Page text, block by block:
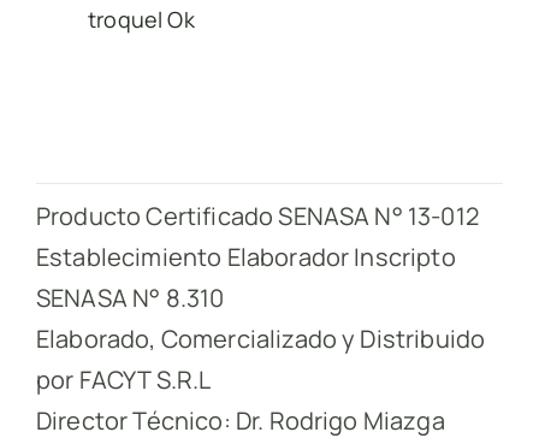
Producto Certificado SENASA N° 13-012
Establecimiento Elaborador Inscripto
SENASA N° 8.310
Elaborado, Comercializado y Distribuido
por FACYT S.R.L
Director Técnico: Dr. Rodrigo Miazga
troquel Ok